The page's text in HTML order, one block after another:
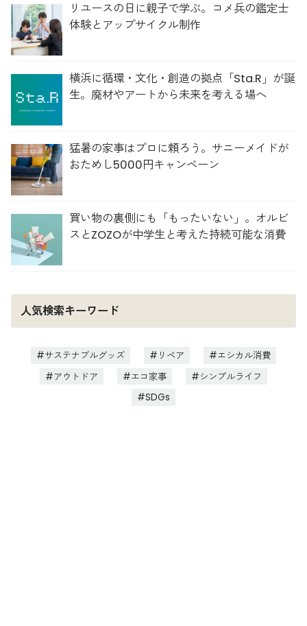
リユースの日に親子で学ぶ。コメ兵の鑑定士
体験とアップサイクル制作
横浜に循環・文化・創造の拠点「Sta.R」が誕
生。廃材やアートから未来を考える場へ
猛暑の家事はプロに頼ろう。サニーメイドが
おためし5000円キャンペーン
買い物の裏側にも「もったいない」。オルビ
スとZOZOが中学生と考えた持続可能な消費
人気検索キーワード
サステナブルグッズ リペア
エシカル消費
アウトドア
エコ家事
シンプルライフ
SDGs